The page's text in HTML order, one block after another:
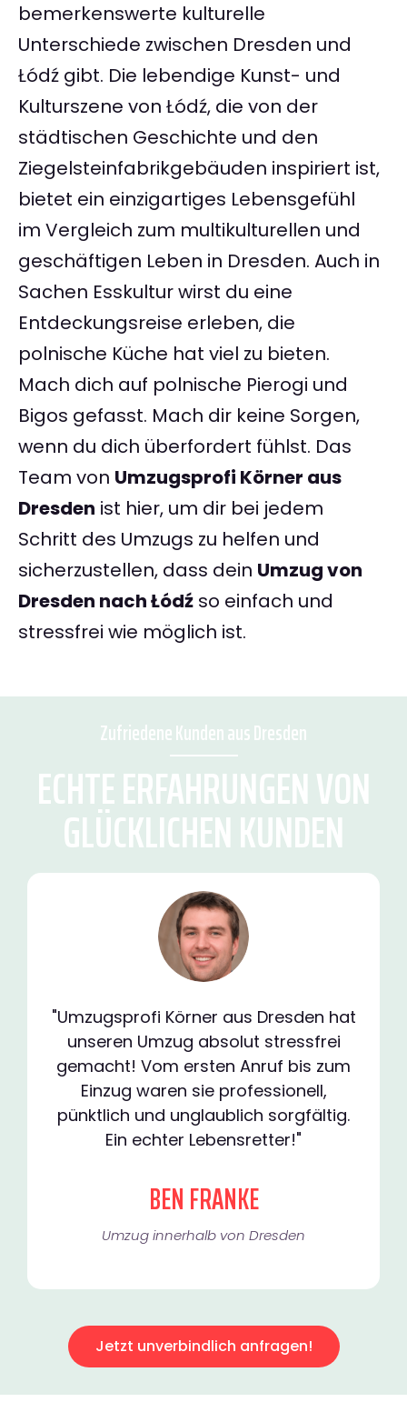
bemerkenswerte kulturelle
Unterschiede zwischen Dresden und
Łódź gibt. Die lebendige Kunst- und
Kulturszene von Łódź, die von der
städtischen Geschichte und den
Ziegelsteinfabrikgebäuden inspiriert ist,
bietet ein einzigartiges Lebensgefühl
im Vergleich zum multikulturellen und
geschäftigen Leben in Dresden. Auch in
Sachen Esskultur wirst du eine
Entdeckungsreise erleben, die
polnische Küche hat viel zu bieten.
Mach dich auf polnische Pierogi und
Bigos gefasst. Mach dir keine Sorgen,
wenn du dich überfordert fühlst. Das
Team von Umzugsprofi Körner aus
Dresden ist hier, um dir bei jedem
Schritt des Umzugs zu helfen und
sicherzustellen, dass dein Umzug von
Dresden nach Łódź so einfach und
stressfrei wie möglich ist.
Zufriedene Kunden aus Dresden
ECHTE ERFAHRUNGEN VON
GLÜCKLICHEN KUNDEN
"Umzugsprofi Körner aus Dresden hat
unseren Umzug absolut stressfrei
gemacht! Vom ersten Anruf bis zum
Einzug waren sie professionell,
pünktlich und unglaublich sorgfältig.
Ein echter Lebensretter!"
BEN FRANKE
Umzug innerhalb von Dresden​
Jetzt unverbindlich anfragen!